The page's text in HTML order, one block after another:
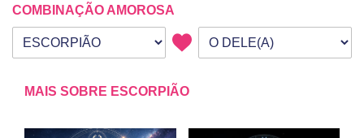
COMBINAÇÃO AMOROSA
Seu signo
Signo da outra pessoa
MAIS SOBRE ESCORPIÃO